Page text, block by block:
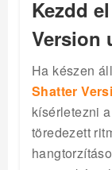
Kezdd
Version
Ha készen
Shatter
kísérletezni
töredezett